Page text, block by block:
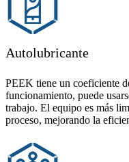
Autolubricante
PEEK tiene un coeficiente
funcionamiento, puede
trabajo. El equipo es más
proceso, mejorando la